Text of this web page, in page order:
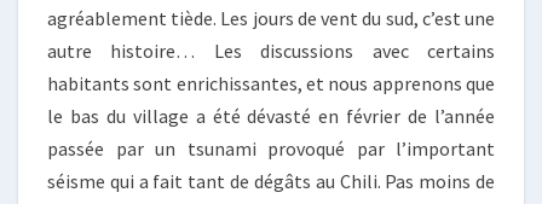
agréablement tiède. Les jours de vent du sud, c’est une
autre histoire… Les discussions avec certains
habitants sont enrichissantes, et nous apprenons que
le bas du village a été dévasté en février de l’année
passée par un tsunami provoqué par l’important
séisme qui a fait tant de dégâts au Chili. Pas moins de